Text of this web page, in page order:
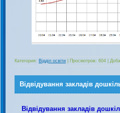
Категория: Відділ освіти Просмотров: 604
Відвідування закладів
Відвідування закладів